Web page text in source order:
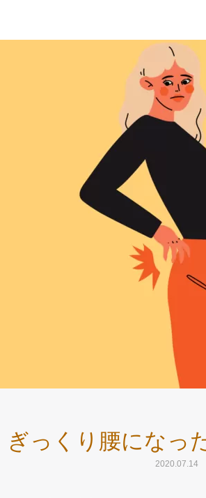
ぎっくり腰になっ
2020.07.14